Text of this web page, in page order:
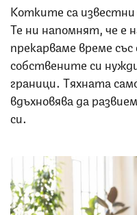
Котките са известни
Те ни напомнят, че е
прекарваме време
собствените си
граници. Тяхната
вдъхновява да
си.